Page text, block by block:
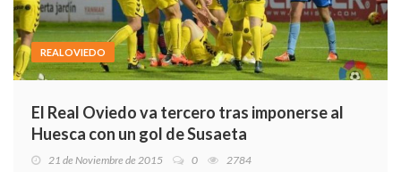
REALOVIEDO
El Real Oviedo va tercero tras imponerse al
Huesca con un gol de Susaeta
21 de Noviembre de 2015 0 2784